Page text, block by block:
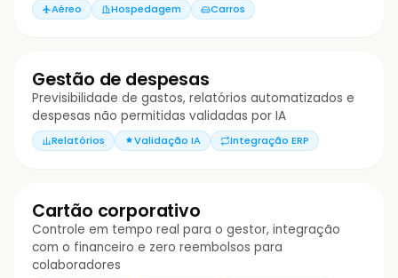
Aéreo Hospedagem Carros
Gestão de despesas
Previsibilidade de gastos, relatórios automatizados e
despesas não permitidas validadas por IA
Relatórios Validação IA Integração ERP
↓ 12% vs Abril
Cartão corporativo
Controle em tempo real para o gestor, integração
com o financeiro e zero reembolsos para
colaboradores